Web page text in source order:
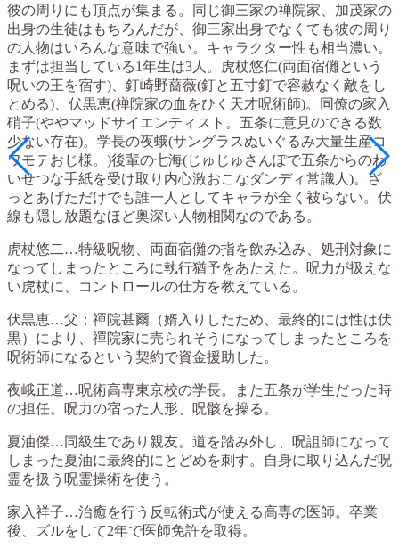
彼の周りにも頂点が集まる。同じ御三家の禅院家、加茂家の
出身の生徒はもちろんだが、御三家出身でなくても彼の周り
の人物はいろんな意味で強い。キャラクター性も相当濃い。
まずは担当している1年生は3人。虎杖悠仁(両面宿儺という
呪いの王を宿す)、釘崎野薔薇(釘と五寸釘で容赦なく敵をし
とめる)、伏黒恵(禅院家の血をひく天才呪術師)。同僚の家入
硝子(ややマッドサイエンティスト。五条に意見のできる数
少ない存在)。学長の夜蛾(サングラスぬいぐるみ大量生産コ
ワモテおじ様。)後輩の七海(じゅじゅさんぽで五条からのわ
いせつな手紙を受け取り内心激おこなダンディ常識人)。ざ
っとあげただけでも誰一人としてキャラが全く被らない。伏
線も隠し放題なほど奥深い人物相関なのである。
虎杖悠二…特級呪物、両面宿儺の指を飲み込み、処刑対象に
なってしまったところに執行猶予をあたえた。呪力が扱えな
い虎杖に、コントロールの仕方を教えている。
伏黒恵…父；禪院甚爾（婿入りしたため、最終的には性は伏
黒）により、禪院家に売られそうになってしまったところを
呪術師になるという契約で資金援助した。
夜峨正道…呪術高専東京校の学長。また五条が学生だった時
の担任。呪力の宿った人形、呪骸を操る。
夏油傑…同級生であり親友。道を踏み外し、呪詛師になって
しまった夏油に最終的にとどめを刺す。自身に取り込んだ呪
霊を扱う呪霊操術を使う。
家入祥子…治癒を行う反転術式が使える高専の医師。卒業
後、ズルをして2年で医師免許を取得。